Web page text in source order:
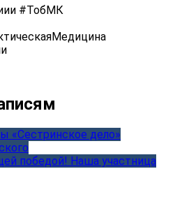
#ТобМК
«Сестринское дело»
победой! Наша участница